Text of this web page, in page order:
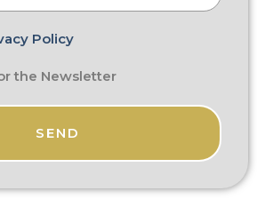
Policy
the Newsletter
SEND